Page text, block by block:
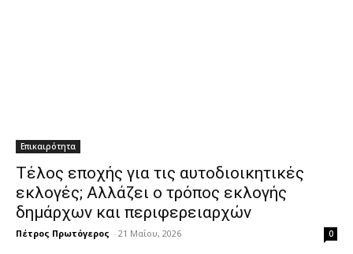
Επικαιρότητα
Τέλος εποχής για τις αυτοδιοικητικές
εκλογές; Αλλάζει ο τρόπος εκλογής
δημάρχων και περιφερειαρχών
Πέτρος Πρωτόγερος - 21 Μαΐου, 2026 0